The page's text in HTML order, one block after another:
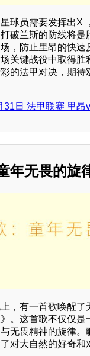
球员需要发挥出X
破兰斯的防线将是
，防止里昂的快速
关键战役中取得胜
的法甲对决，期待
31日 法甲联赛 里昂
年无畏的旋
，有一首歌唤醒了
。这首歌不仅仅是
无畏精神的旋律。
对大自然的好奇和